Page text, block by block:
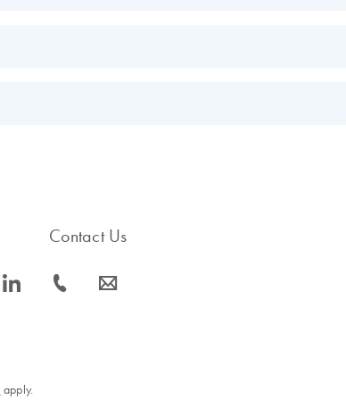
icon_0066_linkedin-s
Contact Us
icon_0072_phone-s icon_0063_envelope-s
apply.